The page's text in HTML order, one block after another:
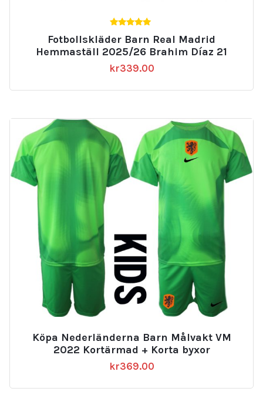
av 5
Fotbollskläder Barn Real Madrid
Hemmaställ 2025/26 Brahim Díaz 21
kr339.00
Köpa Nederländerna Barn Målvakt VM
2022 Kortärmad + Korta byxor
kr369.00